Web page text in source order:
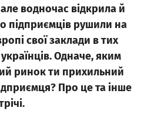
водночас відкрила й
підприємців рушили на
свої заклади в тих
Одначе, яким
ринок ти прихильний
Про це та інше